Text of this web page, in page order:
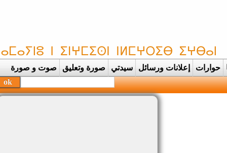
حوارات إعلانات ورسائل سيدتي صورة وتعليق صوت و صورة